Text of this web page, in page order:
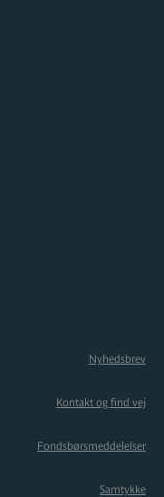
Nyhedsbrev
Kontakt og find vej
Fondsbørsmeddelelser
Samtykke